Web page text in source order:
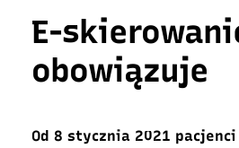
E-
obowiązuje
Od 8 stycznia 2021